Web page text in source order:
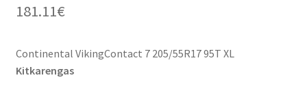
181.11€
Continental VikingContact 7 205/55R17 95T XL
Kitkarengas